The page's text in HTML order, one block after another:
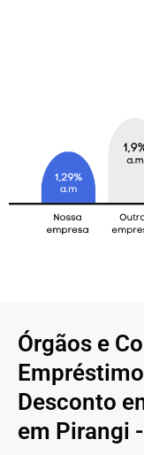
Órgãos e
Desconto
em Pirangi